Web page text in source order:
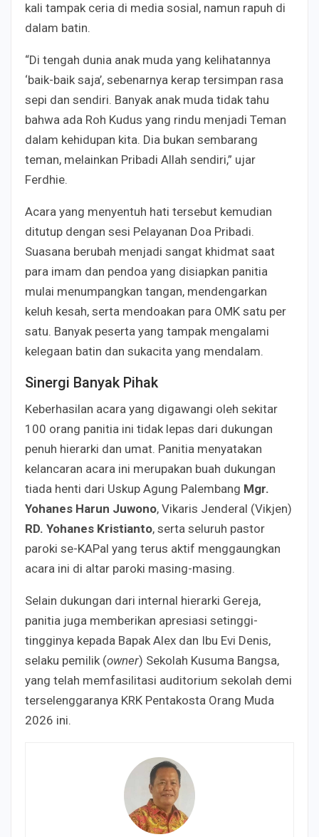
kali tampak ceria di media sosial, namun rapuh di
dalam batin.
“Di tengah dunia anak muda yang kelihatannya
‘baik-baik saja’, sebenarnya kerap tersimpan rasa
sepi dan sendiri. Banyak anak muda tidak tahu
bahwa ada Roh Kudus yang rindu menjadi Teman
dalam kehidupan kita. Dia bukan sembarang
teman, melainkan Pribadi Allah sendiri,” ujar
Ferdhie.
Acara yang menyentuh hati tersebut kemudian
ditutup dengan sesi Pelayanan Doa Pribadi.
Suasana berubah menjadi sangat khidmat saat
para imam dan pendoa yang disiapkan panitia
mulai menumpangkan tangan, mendengarkan
keluh kesah, serta mendoakan para OMK satu per
satu. Banyak peserta yang tampak mengalami
kelegaan batin dan sukacita yang mendalam.
Sinergi Banyak Pihak
Keberhasilan acara yang digawangi oleh sekitar
100 orang panitia ini tidak lepas dari dukungan
penuh hierarki dan umat. Panitia menyatakan
kelancaran acara ini merupakan buah dukungan
tiada henti dari Uskup Agung Palembang Mgr.
Yohanes Harun Juwono, Vikaris Jenderal (Vikjen)
RD. Yohanes Kristianto, serta seluruh pastor
paroki se-KAPal yang terus aktif menggaungkan
acara ini di altar paroki masing-masing.
Selain dukungan dari internal hierarki Gereja,
panitia juga memberikan apresiasi setinggi-
tingginya kepada Bapak Alex dan Ibu Evi Denis,
selaku pemilik (owner) Sekolah Kusuma Bangsa,
yang telah memfasilitasi auditorium sekolah demi
terselenggaranya KRK Pentakosta Orang Muda
2026 ini.